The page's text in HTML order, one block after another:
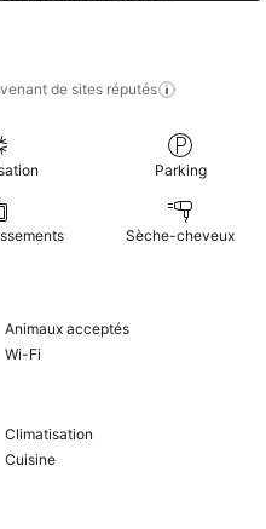
de sites réputés
Parking
Sèche-cheveux
Animaux acceptés
Wi-Fi
Climatisation
Cuisine